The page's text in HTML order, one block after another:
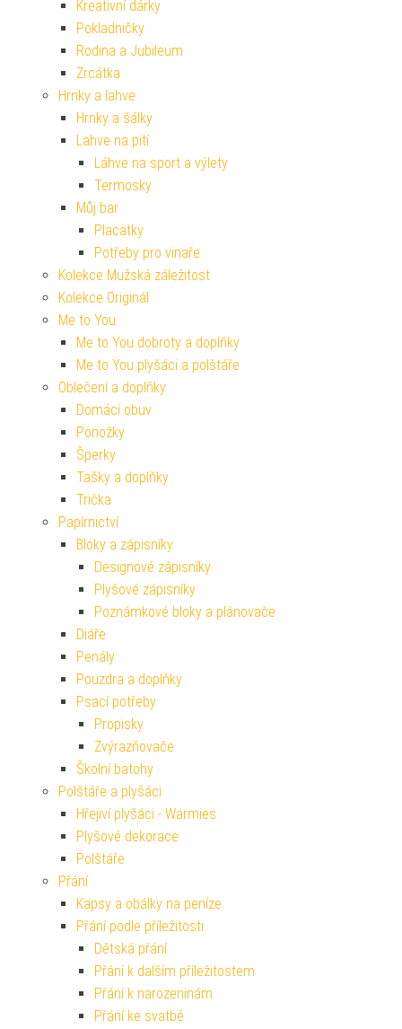
Kreativní dárky
Pokladničky
Rodina a Jubileum
Zrcátka
Hrnky a lahve
Hrnky a šálky
Lahve na pití
Láhve na sport a výlety
Termosky
Můj bar
Placatky
Potřeby pro vinaře
Kolekce Mužská záležitost
Kolekce Originál
Me to You
Me to You dobroty a doplňky
Me to You plyšáci a polštáře
Oblečení a doplňky
Domácí obuv
Ponožky
Šperky
Tašky a doplňky
Trička
Papírnictví
Bloky a zápisníky
Designové zápisníky
Plyšové zápisníky
Poznámkové bloky a plánovače
Diáře
Penály
Pouzdra a doplňky
Psací potřeby
Propisky
Zvýrazňovače
Školní batohy
Polštáře a plyšáci
Hřejiví plyšáci - Warmies
Plyšové dekorace
Polštáře
Přání
Kapsy a obálky na peníze
Přání podle příležitosti
Dětská přání
Přání k dalším příležitostem
Přání k narozeninám
Přání ke svatbě